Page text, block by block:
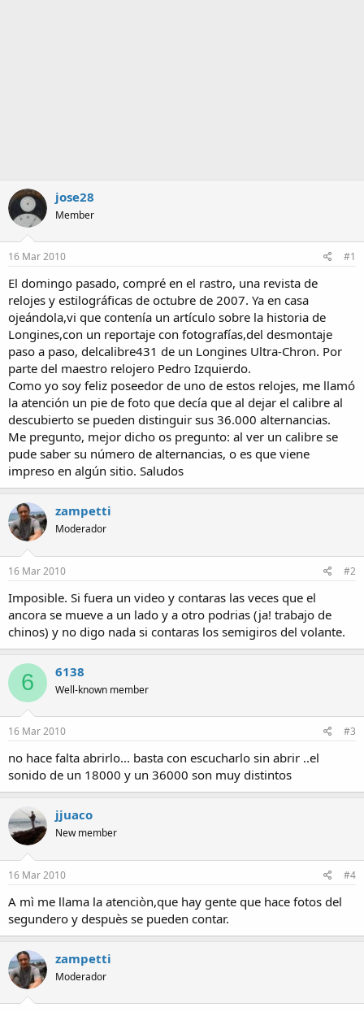
jose28
Member
16 Mar 2010 #1
El domingo pasado, compré en el rastro, una revista de
relojes y estilográficas de octubre de 2007. Ya en casa
ojeándola,vi que contenía un artículo sobre la historia de
Longines,con un reportaje con fotografías,del desmontaje
paso a paso, delcalibre431 de un Longines Ultra-Chron. Por
parte del maestro relojero Pedro Izquierdo.
Como yo soy feliz poseedor de uno de estos relojes, me llamó
la atención un pie de foto que decía que al dejar el calibre al
descubierto se pueden distinguir sus 36.000 alternancias.
Me pregunto, mejor dicho os pregunto: al ver un calibre se
pude saber su número de alternancias, o es que viene
impreso en algún sitio. Saludos
zampetti
Moderador
16 Mar 2010 #2
Imposible. Si fuera un video y contaras las veces que el
ancora se mueve a un lado y a otro podrias (ja! trabajo de
chinos) y no digo nada si contaras los semigiros del volante.
6 6138
Well-known member
16 Mar 2010 #3
no hace falta abrirlo... basta con escucharlo sin abrir ..el
sonido de un 18000 y un 36000 son muy distintos
jjuaco
New member
16 Mar 2010 #4
A mì me llama la atenciòn,que hay gente que hace fotos del
segundero y despuès se pueden contar.
zampetti
Moderador